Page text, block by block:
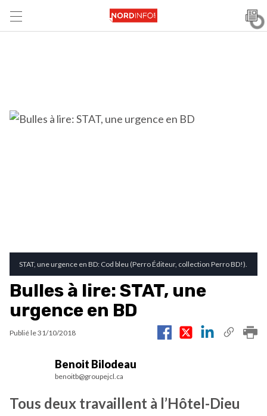
STAT, une urgence en BD: Cod bleu (Perro Éditeur, collection Perro BD!).
Bulles à lire: STAT, une
urgence en BD
Publié le31/10/2018
Benoit Bilodeau
benoitb@groupejcl.ca
Tous deux travaillent à l’Hôtel-Dieu